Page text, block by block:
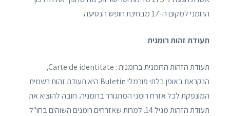
הרומני למקום ה-17 מבחינת חופש הנסיעה.
תעודת זהות רומנית
תעודת הזהות הרומנית ברומנית : Carte de identitate,
הנקראת באופן בלתי פורמלי Buletin היא תעודת זהות רשמית
המונפקת לכל אזרח רומני המתגורר ברומניה. חובה להוציא את
תעודת הזהות מגיל 14. למרות שאזרחים רומנים השוהים בחו"ל